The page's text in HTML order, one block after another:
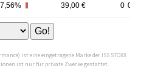
39,00 € 0
ist eine eingetragene Marke der ISS STOXX
ist nur für private Zwecke gestattet.